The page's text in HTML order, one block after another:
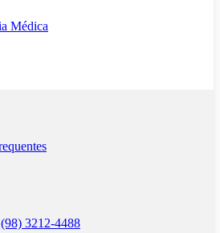
Médica
(98) 3212-4488